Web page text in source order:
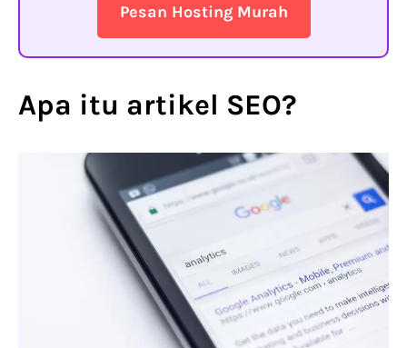
Pesan Hosting Murah
Apa itu artikel SEO?